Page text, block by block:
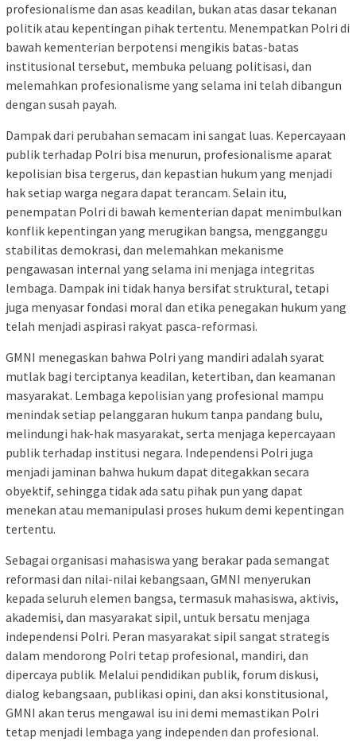
profesionalisme dan asas keadilan, bukan atas dasar tekanan
politik atau kepentingan pihak tertentu. Menempatkan Polri di
bawah kementerian berpotensi mengikis batas-batas
institusional tersebut, membuka peluang politisasi, dan
melemahkan profesionalisme yang selama ini telah dibangun
dengan susah payah.
Dampak dari perubahan semacam ini sangat luas. Kepercayaan
publik terhadap Polri bisa menurun, profesionalisme aparat
kepolisian bisa tergerus, dan kepastian hukum yang menjadi
hak setiap warga negara dapat terancam. Selain itu,
penempatan Polri di bawah kementerian dapat menimbulkan
konflik kepentingan yang merugikan bangsa, mengganggu
stabilitas demokrasi, dan melemahkan mekanisme
pengawasan internal yang selama ini menjaga integritas
lembaga. Dampak ini tidak hanya bersifat struktural, tetapi
juga menyasar fondasi moral dan etika penegakan hukum yang
telah menjadi aspirasi rakyat pasca-reformasi.
GMNI menegaskan bahwa Polri yang mandiri adalah syarat
mutlak bagi terciptanya keadilan, ketertiban, dan keamanan
masyarakat. Lembaga kepolisian yang profesional mampu
menindak setiap pelanggaran hukum tanpa pandang bulu,
melindungi hak-hak masyarakat, serta menjaga kepercayaan
publik terhadap institusi negara. Independensi Polri juga
menjadi jaminan bahwa hukum dapat ditegakkan secara
obyektif, sehingga tidak ada satu pihak pun yang dapat
menekan atau memanipulasi proses hukum demi kepentingan
tertentu.
Sebagai organisasi mahasiswa yang berakar pada semangat
reformasi dan nilai-nilai kebangsaan, GMNI menyerukan
kepada seluruh elemen bangsa, termasuk mahasiswa, aktivis,
akademisi, dan masyarakat sipil, untuk bersatu menjaga
independensi Polri. Peran masyarakat sipil sangat strategis
dalam mendorong Polri tetap profesional, mandiri, dan
dipercaya publik. Melalui pendidikan publik, forum diskusi,
dialog kebangsaan, publikasi opini, dan aksi konstitusional,
GMNI akan terus mengawal isu ini demi memastikan Polri
tetap menjadi lembaga yang independen dan profesional.